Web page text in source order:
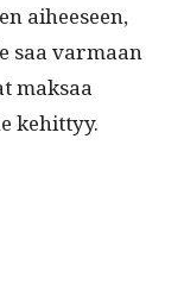
aiheeseen,
saa var­maan
mak­saa
kehittyy.